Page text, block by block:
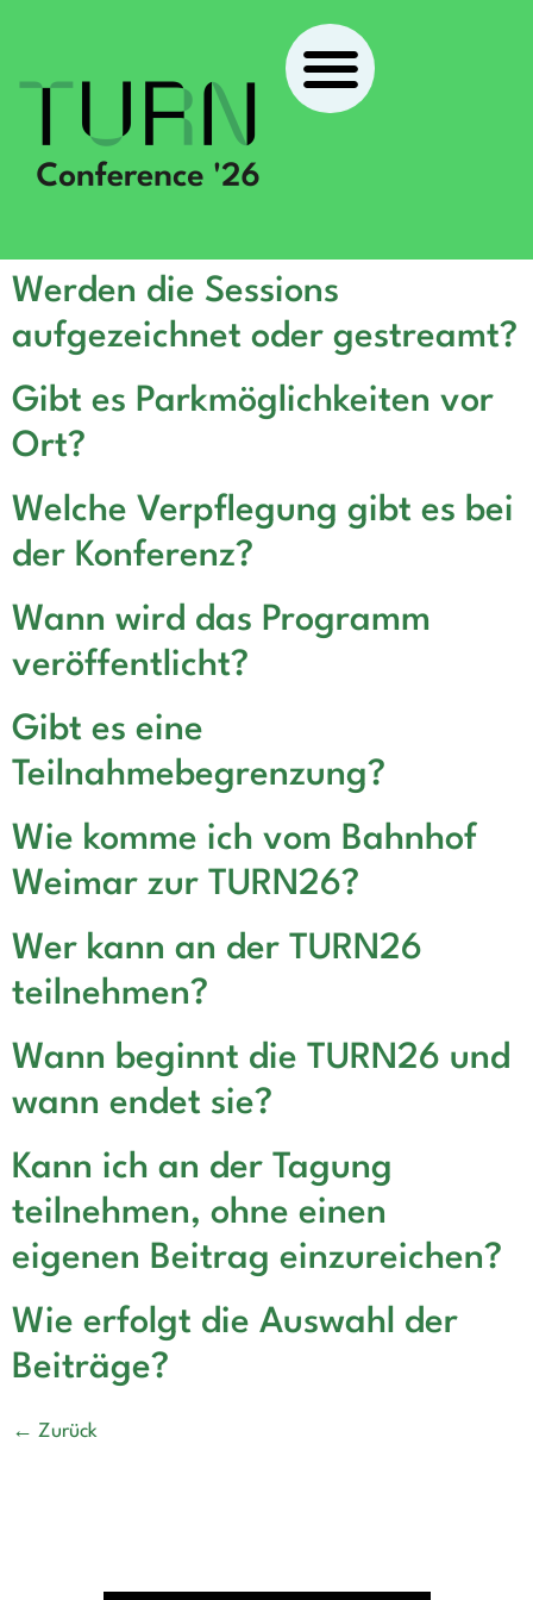
Werden die Sessions
aufgezeichnet oder gestreamt?
Gibt es Parkmöglichkeiten vor
Ort?
Welche Verpflegung gibt es bei
der Konferenz?
Wann wird das Programm
veröffentlicht?
Gibt es eine
Teilnahmebegrenzung?
Wie komme ich vom Bahnhof
Weimar zur TURN26?
Wer kann an der TURN26
teilnehmen?
Wann beginnt die TURN26 und
wann endet sie?
Kann ich an der Tagung
teilnehmen, ohne einen
eigenen Beitrag einzureichen?
Wie erfolgt die Auswahl der
Beiträge?
← Zurück